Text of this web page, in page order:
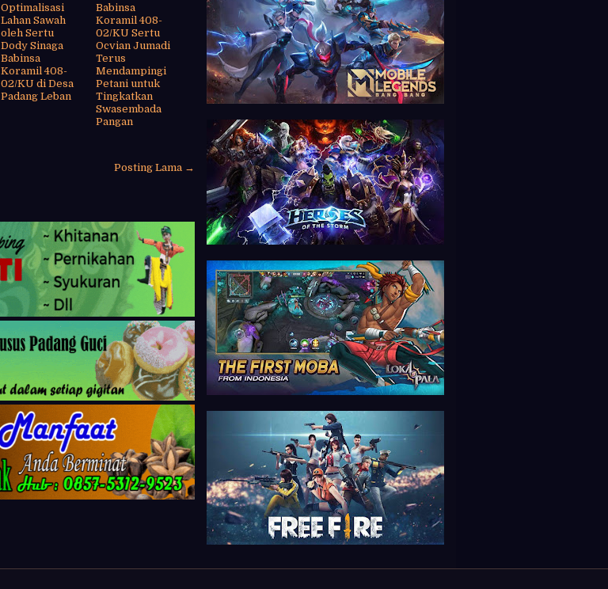
Optimalisasi
Lahan Sawah
oleh Sertu
Dody Sinaga
Babinsa
Koramil 408-
02/KU di Desa
Padang Leban
Babinsa
Koramil 408-
02/KU Sertu
Ocvian Jumadi
Terus
Mendampingi
Petani untuk
Tingkatkan
Swasembada
Pangan
Posting Lama →